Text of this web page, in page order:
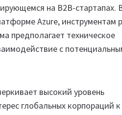
на B2B-стартапах.
Azure, инструментам
предполагает техническое
с
высокий уровень
глобальных корпораций